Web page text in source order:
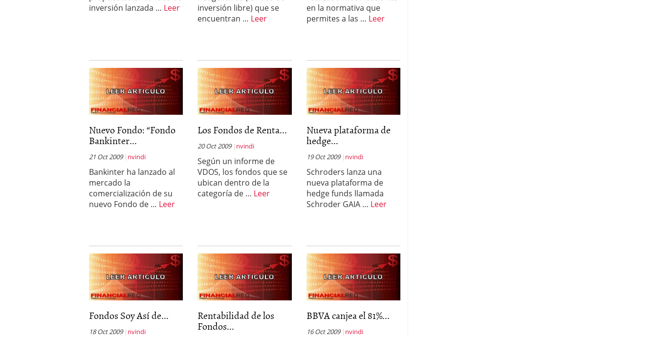
inversión lanzada … Leer
inversión libre) que se
encuentran … Leer
en la normativa que
permites a las … Leer
Nuevo Fondo: “Fondo
Bankinter...
21 Oct 2009 nvindi
Bankinter ha lanzado al
mercado la
comercialización de su
nuevo Fondo de … Leer
Los Fondos de Renta...
20 Oct 2009 nvindi
Según un informe de
VDOS, los fondos que se
ubican dentro de la
categoría de … Leer
Nueva plataforma de
hedge...
19 Oct 2009 nvindi
Schroders lanza una
nueva plataforma de
hedge funds llamada
Schroder GAIA … Leer
Fondos Soy Así de...
18 Oct 2009 nvindi
Rentabilidad de los
Fondos...
BBVA canjea el 81%...
16 Oct 2009 nvindi